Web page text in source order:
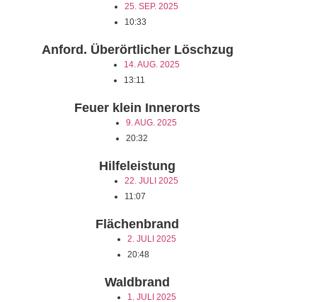
25. SEP. 2025
10:33
Anford. Überörtlicher Löschzug
14. AUG. 2025
13:11
Feuer klein Innerorts
9. AUG. 2025
20:32
Hilfeleistung
22. JULI 2025
11:07
Flächenbrand
2. JULI 2025
20:48
Waldbrand
1. JULI 2025